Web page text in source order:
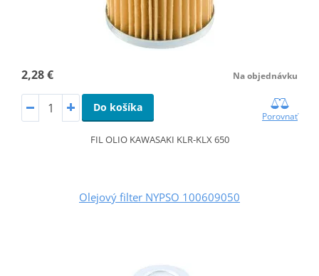
2,28 € Na objednávku
Do košíka
Porovnať
FIL OLIO KAWASAKI KLR-KLX 650
Olejový filter NYPSO 100609050